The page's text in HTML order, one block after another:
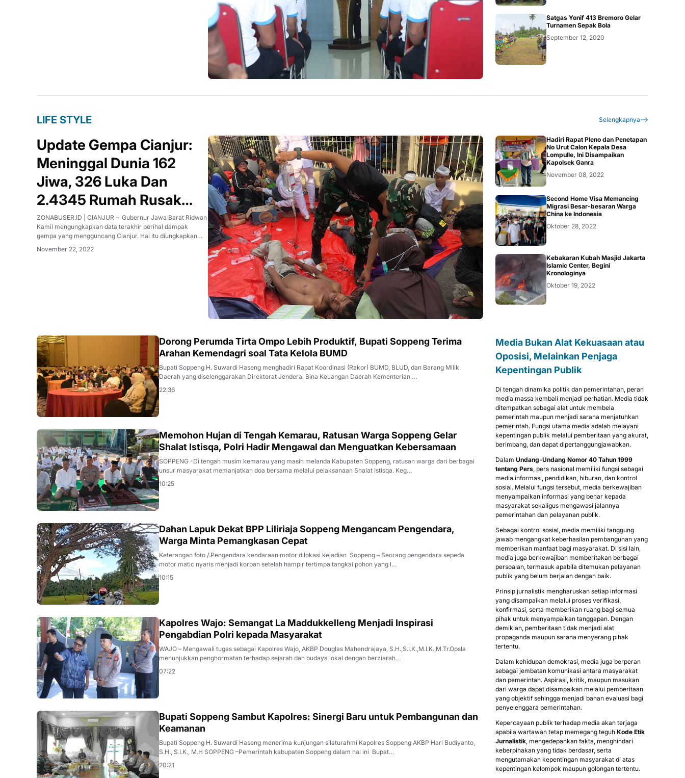
Satgas Yonif 413 Bremoro Gelar
Turnamen Sepak Bola
September 12, 2020
LIFE STYLE Selengkapnya
Update Gempa Cianjur:
Meninggal Dunia 162
Jiwa, 326 Luka Dan
2.4345 Rumah Rusak
Berat
ZONABUSER.ID | CIANJUR – Gubernur Jawa Barat Ridwan
Kamil mengungkapkan data terakhir perihal dampak
gempa yang mengguncang Cianjur. Hal itu diungkapkan
dikutip hari ini, Selasa (22/11/2022)."Hingga per jam 21.00,
November 22, 2022
Hadiri Rapat Pleno dan Penetapan
No Urut Calon Kepala Desa
Lompulle, Ini Disampaikan
Kapolsek Ganra
November 08, 2022
Second Home Visa Memancing
Migrasi Besar-besaran Warga
China ke Indonesia
Oktober 28, 2022
Kebakaran Kubah Masjid Jakarta
Islamic Center, Begini
Kronologinya
Oktober 19, 2022
MAKASSAR
Dorong Perumda Tirta Ompo Lebih Produktif, Bupati Soppeng Terima
Arahan Kemendagri soal Tata Kelola BUMD
Bupati Soppeng H. Suwardi Haseng menghadiri Rapat Koordinasi (Rakor) BUMD, BLUD, dan Barang Milik
Daerah yang diselenggarakan Direktorat Jenderal Bina Keuangan Daerah Kementerian …
22:36
POLISI
Memohon Hujan di Tengah Kemarau, Ratusan Warga Soppeng Gelar
Shalat Istisqa, Polri Hadir Mengawal dan Menguatkan Kebersamaan
SOPPENG -Di tengah musim kemarau yang masih melanda Kabupaten Soppeng, ratusan warga dari berbagai
unsur masyarakat memanjatkan doa bersama melalui pelaksanaan Shalat Istisqa. Keg…
10:25
PERISTIWA
Dahan Lapuk Dekat BPP Liliriaja Soppeng Mengancam Pengendara,
Warga Minta Pemangkasan Cepat
Keterangan foto /:Pengendara kendaraan motor dilokasi kejadian Soppeng – Seorang pengendara sepeda
motor matic nyaris menjadi korban setelah hampir tertimpa tangkai pohon yang l…
10:15
POLISI
Kapolres Wajo: Semangat La Maddukkelleng Menjadi Inspirasi
Pengabdian Polri kepada Masyarakat
WAJO – Mengawali tugas sebagai Kapolres Wajo, AKBP Douglas Mahendrajaya, S.H.,S.I.K.,M.I.K.,M.Tr.Opsla
menunjukkan penghormatan terhadap sejarah dan budaya lokal dengan berziarah…
07:22
DAERAH
Bupati Soppeng Sambut Kapolres: Sinergi Baru untuk Pembangunan dan
Keamanan
Bupati Soppeng H. Suwardi Haseng menerima kunjungan silaturahmi Kapolres Soppeng AKBP Hari Budiyanto,
S.H., S.I.K., M.H SOPPENG –Pemerintah kabupaten Soppeng dalam hal ini Bupat…
20:21
Media Bukan Alat Kekuasaan atau
Oposisi, Melainkan Penjaga
Kepentingan Publik
Di tengah dinamika politik dan pemerintahan, peran
media massa kembali menjadi perhatian. Media tidak
ditempatkan sebagai alat untuk membela
pemerintah maupun menjadi sarana menjatuhkan
pemerintah. Fungsi utama media adalah melayani
kepentingan publik melalui pemberitaan yang akurat,
berimbang, dan dapat dipertanggungjawabkan.
Dalam Undang-Undang Nomor 40 Tahun 1999
tentang Pers , pers nasional memiliki fungsi sebagai
media informasi, pendidikan, hiburan, dan kontrol
sosial. Melalui fungsi tersebut, media berkewajiban
menyampaikan informasi yang benar kepada
masyarakat sekaligus mengawasi jalannya
pemerintahan dan pelayanan publik.
Sebagai kontrol sosial, media memiliki tanggung
jawab mengangkat keberhasilan pembangunan yang
memberikan manfaat bagi masyarakat. Di sisi lain,
media juga berkewajiban memberitakan berbagai
persoalan, termasuk apabila ditemukan pelayanan
publik yang belum berjalan dengan baik.
Prinsip jurnalistik mengharuskan setiap informasi
yang disampaikan melalui proses verifikasi,
konfirmasi, serta memberikan ruang bagi semua
pihak untuk menyampaikan tanggapan. Dengan
demikian, pemberitaan tidak menjadi alat
propaganda maupun sarana menyerang pihak
tertentu.
Dalam kehidupan demokrasi, media juga berperan
sebagai jembatan komunikasi antara masyarakat
dan pemerintah. Aspirasi, kritik, maupun masukan
dari warga dapat disampaikan melalui pemberitaan
yang objektif sehingga menjadi bahan evaluasi bagi
penyelenggara pemerintahan.
Kepercayaan publik terhadap media akan terjaga
apabila wartawan tetap memegang teguh Kode Etik
Jurnalistik , mengedepankan fakta, menghindari
keberpihakan yang tidak berdasar, serta
mengutamakan kepentingan masyarakat di atas
kepentingan kelompok maupun golongan tertentu.